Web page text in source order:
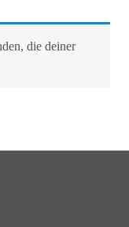
die deiner